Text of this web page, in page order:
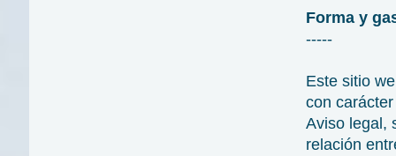
Forma y
-----
Este sitio
con
Aviso legal,
relación